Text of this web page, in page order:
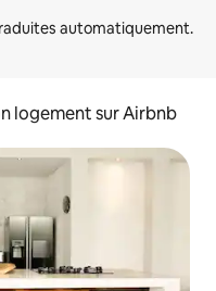
logement sur Airbnb